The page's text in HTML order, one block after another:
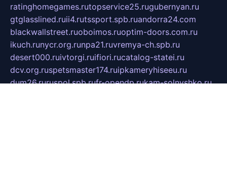
ratinghomegames.rutopservice25.rugubernyan.ru
gtglasslined.ruii4.rutssport.spb.ruandorra24.com
blackwallstreet.ruoboimos.ruoptim-doors.com.ru
ikuch.runycr.org.runpa21.ruvremya-ch.spb.ru
desert000.ruivtorgi.ruifiori.rucatalog-statei.ru
dcv.org.ruspetsmaster174.ruipkameryhiseeu.ru
dum26.ruruspol.spb.rufr-opendp.rukam-solnyshko.ru